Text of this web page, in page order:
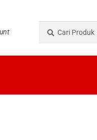
untuk: